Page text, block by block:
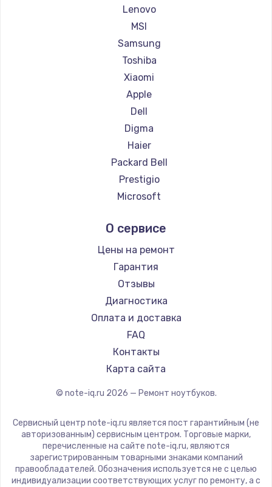
Ремонт ноутбуков Epson
Ремонт ноутбуков Philips
Ремонт ноутбуков LG
Ремонт ноутбуков Panasonic
Ремонт ноутбуков Irbis
Ремонт ноутбуков Thunderobot
Ремонт ноутбуков Hasee
Ремонт ноутбуков ZTE
Ремонт ноутбуков Hiper
Ремонт ноутбуков Evga
Ремонт ноутбуков Google
Ремонт ноутбуков Echips
Ремонт ноутбуков Predator
Ремонт ноутбуков iru
Ремонт ноутбуков Machenike
Ремонт ноутбуков DEXP
Ремонт ноутбуков Teclast
Ремонт ноутбуков CHUWI
Ремонт ноутбуков Colorful
Lenovo
MSI
Samsung
Toshiba
Xiaomi
Apple
Dell
Digma
Haier
Packard Bell
Prestigio
Microsoft
Aquarius
Gigabyte
Aorus
Maibenben
Getac
Epson
Philips
LG
Panasonic
ZTE
Hiper
Evga
О сервисе
Цены на ремонт
Гарантия
Отзывы
Диагностика
Оплата и доставка
FAQ
Контакты
Карта сайта
© note-iq.ru 2026 — Ремонт ноутбуков.
Сервисный центр note-iq.ru является пост гарантийным (не
авторизованным) сервисным центром. Торговые марки,
перечисленные на сайте note-iq.ru, являются
зарегистрированным товарными знаками компаний
правообладателей. Обозначения используется не с целью
индивидуализации соответствующих услуг по ремонту, а с